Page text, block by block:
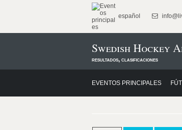
español
Swedish Hockey
resultados, clasificaciones
EVENTOS PRINCIPALES